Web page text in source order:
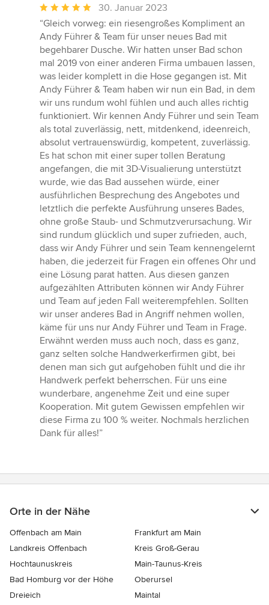
Durchschnittliche
Bewertung:
5
von
5
Sternen
30. Januar 2023
“Gleich vorweg: ein riesengroßes Kompliment an
Andy Führer & Team für unser neues Bad mit
begehbarer Dusche. Wir hatten unser Bad schon
mal 2019 von einer anderen Firma umbauen lassen,
was leider komplett in die Hose gegangen ist. Mit
Andy Führer & Team haben wir nun ein Bad, in dem
wir uns rundum wohl fühlen und auch alles richtig
funktioniert. Wir kennen Andy Führer und sein Team
als total zuverlässig, nett, mitdenkend, ideenreich,
absolut vertrauenswürdig, kompetent, zuverlässig.
Es hat schon mit einer super tollen Beratung
angefangen, die mit 3D-Visualierung unterstützt
wurde, wie das Bad aussehen würde, einer
ausführlichen Besprechung des Angebotes und
letztlich die perfekte Ausführung unseres Bades,
ohne große Staub- und Schmutzverursachung. Wir
sind rundum glücklich und super zufrieden, auch,
dass wir Andy Führer und sein Team kennengelernt
haben, die jederzeit für Fragen ein offenes Ohr und
eine Lösung parat hatten. Aus diesen ganzen
aufgezählten Attributen können wir Andy Führer
und Team auf jeden Fall weiterempfehlen. Sollten
wir unser anderes Bad in Angriff nehmen wollen,
käme für uns nur Andy Führer und Team in Frage.
Erwähnt werden muss auch noch, dass es ganz,
ganz selten solche Handwerkerfirmen gibt, bei
denen man sich gut aufgehoben fühlt und die ihr
Handwerk perfekt beherrschen. Für uns eine
wunderbare, angenehme Zeit und eine super
Kooperation. Mit gutem Gewissen empfehlen wir
diese Firma zu 100 % weiter. Nochmals herzlichen
Dank für alles!”
Orte in der Nähe
Offenbach am Main
Frankfurt am Main
Landkreis Offenbach
Kreis Groß-Gerau
Hochtaunuskreis
Main-Taunus-Kreis
Bad Homburg vor der Höhe
Oberursel
Dreieich
Maintal